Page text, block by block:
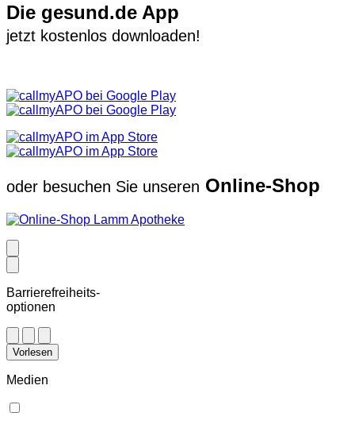
Die gesund.de App
jetzt kostenlos downloaden!
oder besuchen Sie unseren Online-Shop
Barrierefreiheits-
optionen
Vorlesen
Medien